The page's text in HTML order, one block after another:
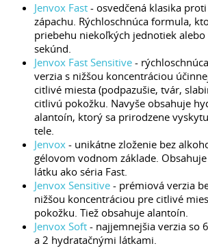
Jenvox Fast - osvedčená klasika
zápachu. Rýchloschnúca formula,
priebehu niekoľkých jednotiek alebo
sekúnd.
Jenvox Fast Sensitive -
verzia s nižšou koncentráciou
citlivé miesta (podpazušie, tvár,
citlivú pokožku. Navyše obsahuje
alantoín, ktorý sa prirodzene
tele.
Jenvox - unikátne zloženie bez
gélovom vodnom základe.
látku ako séria Fast.
Jenvox Sensitive - prémiová verzia
nižšou koncentráciou pre citlivé
pokožku. Tiež obsahuje alantoín.
Jenvox Soft - najjemnejšia verzia so
a 2 hydratačnými látkami.